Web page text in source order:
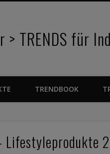
TRENDS für
TRENDBOOK
Lifestyleprodukte